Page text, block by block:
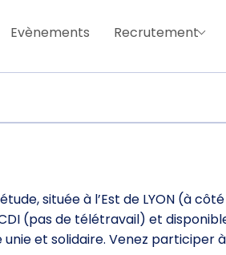
Evènements Recrutement
située à l’Est de LYON (à
(pas de télétravail) et
unie et solidaire. Venez participer